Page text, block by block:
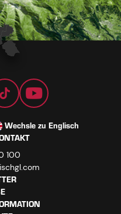
Wechsle zu Englisch
100